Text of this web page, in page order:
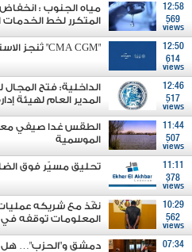
12:58
569
views
مياه الجنوب :
المتكرر لخط الخدمات
12:50
614
views
"CMA CGM" تُنجز الاستحواذ على مجموعة فتّال
12:46
517
views
الداخلية: فتح
المدير العام لهيئة
11:44
507
views
الطقس غدا صيفي
الموسمية
11:11
378
views
تحليق مسيّر فوق
10:29
562
views
نفّذ مع شريكه
المعلومات توقفه في
07:34
دمشق و"الحزب"… هل